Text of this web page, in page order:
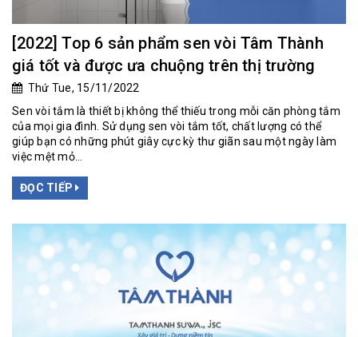
[2022] Top 6 sản phẩm sen vòi Tâm Thành
giá tốt và được ưa chuộng trên thị trường
Thứ Tue, 15/11/2022
Sen vòi tắm là thiết bị không thể thiếu trong mỗi căn phòng tắm
của mọi gia đình. Sử dụng sen vòi tắm tốt, chất lượng có thể
giúp bạn có những phút giây cực kỳ thư giãn sau một ngày làm
việc mệt mỏ...
ĐỌC TIẾP